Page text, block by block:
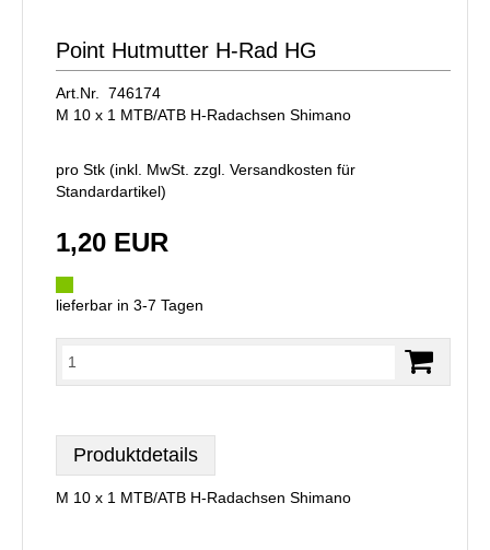
Point Hutmutter H-Rad HG
Art.Nr. 746174
M 10 x 1 MTB/ATB H-Radachsen Shimano
pro Stk (inkl. MwSt. zzgl. Versandkosten für
Standardartikel)
1,20 EUR
lieferbar in 3-7 Tagen
Produktdetails
M 10 x 1 MTB/ATB H-Radachsen Shimano